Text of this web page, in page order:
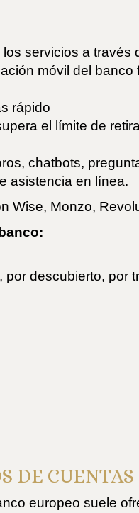
servicios a través
móvil del
rápido
el límite de
chatbots,
asistencia en línea.
Wise, Monzo,
descubierto, por
DE
europeo suele